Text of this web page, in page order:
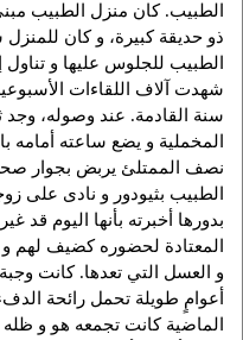
الطبيب. كان منزل الطبيب
ذو حديقة كبيرة، و كان
الطبيب للجلوس عليها و
شهدت آلاف اللقاءات
سنة القادمة. عند وصوله، وجد
المخملية و يضع ساعته
نصف الممتلئ يربض بجوار
الطبيب بثيودور و نادى على
بدورها أخبرته بأنها اليوم قد
المعتادة لحضوره كضيف لهم و
و العسل التي تعدها. كانت وجبة
أعوامٍ طويلة تحمل رائحة
الماضية كانت تجمعه هو و